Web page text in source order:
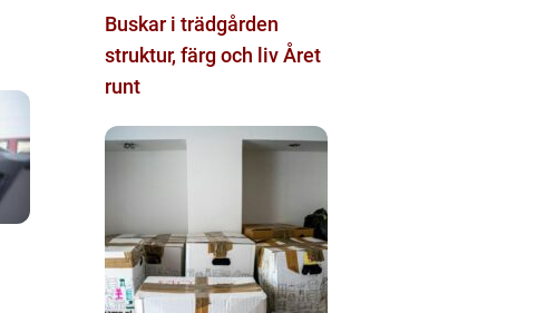
Buskar i trädgården
struktur, färg och liv Året
runt